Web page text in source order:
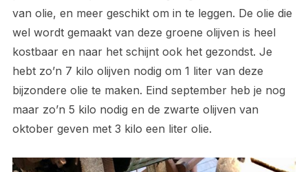
van olie, en meer geschikt om in te leggen. De olie die
wel wordt gemaakt van deze groene olijven is heel
kostbaar en naar het schijnt ook het gezondst. Je
hebt zo’n 7 kilo olijven nodig om 1 liter van deze
bijzondere olie te maken. Eind september heb je nog
maar zo’n 5 kilo nodig en de zwarte olijven van
oktober geven met 3 kilo een liter olie.